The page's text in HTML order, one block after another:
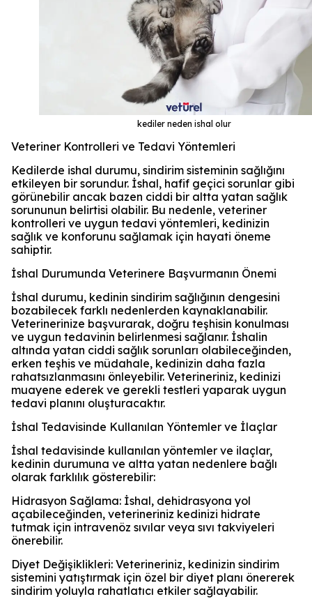
kediler neden ishal olur
Veteriner Kontrolleri ve Tedavi Yöntemleri
Kedilerde ishal durumu, sindirim sisteminin sağlığını
etkileyen bir sorundur. İshal, hafif geçici sorunlar gibi
görünebilir ancak bazen ciddi bir altta yatan sağlık
sorununun belirtisi olabilir. Bu nedenle, veteriner
kontrolleri ve uygun tedavi yöntemleri, kedinizin
sağlık ve konforunu sağlamak için hayati öneme
sahiptir.
İshal Durumunda Veterinere Başvurmanın Önemi
İshal durumu, kedinin sindirim sağlığının dengesini
bozabilecek farklı nedenlerden kaynaklanabilir.
Veterinerinize başvurarak, doğru teşhisin konulması
ve uygun tedavinin belirlenmesi sağlanır. İshalin
altında yatan ciddi sağlık sorunları olabileceğinden,
erken teşhis ve müdahale, kedinizin daha fazla
rahatsızlanmasını önleyebilir. Veterineriniz, kedinizi
muayene ederek ve gerekli testleri yaparak uygun
tedavi planını oluşturacaktır.
İshal Tedavisinde Kullanılan Yöntemler ve İlaçlar
İshal tedavisinde kullanılan yöntemler ve ilaçlar,
kedinin durumuna ve altta yatan nedenlere bağlı
olarak farklılık gösterebilir:
Hidrasyon Sağlama: İshal, dehidrasyona yol
açabileceğinden, veterineriniz kedinizi hidrate
tutmak için intravenöz sıvılar veya sıvı takviyeleri
önerebilir.
Diyet Değişiklikleri: Veterineriniz, kedinizin sindirim
sistemini yatıştırmak için özel bir diyet planı önererek
sindirim yoluyla rahatlatıcı etkiler sağlayabilir.